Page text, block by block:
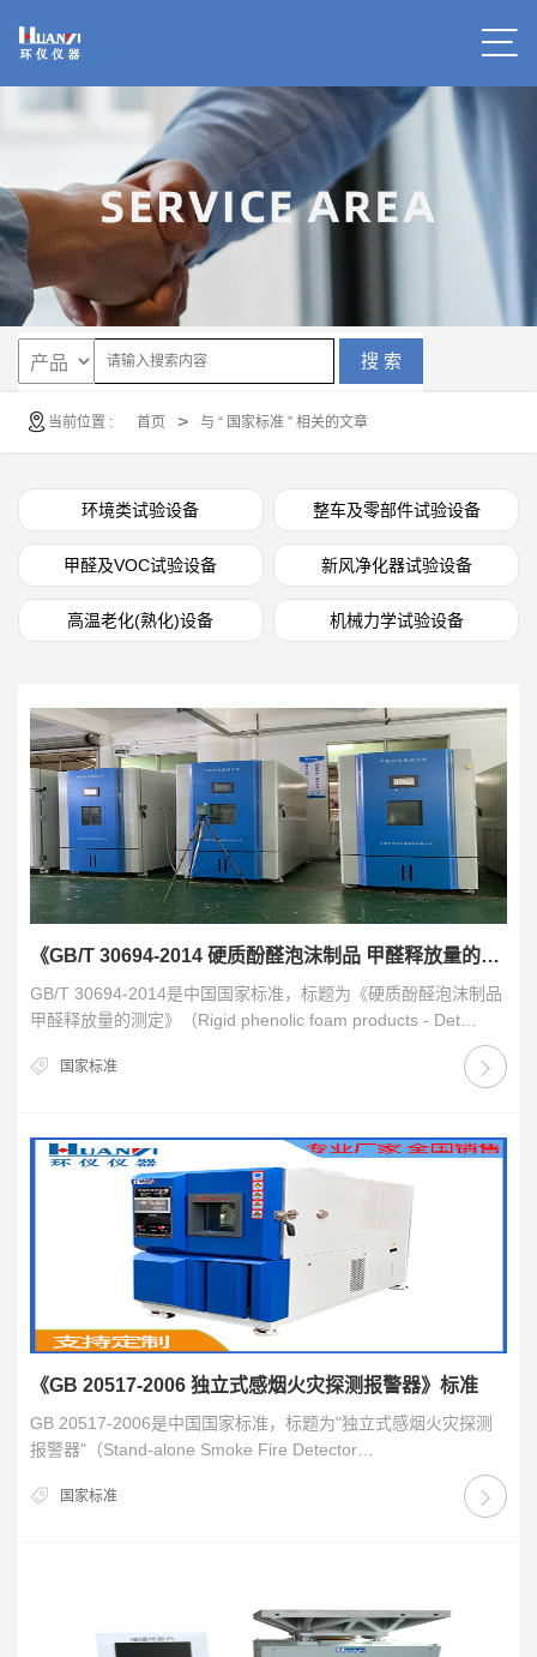
搜 索
当前位置 : 首页 > 与 “ 国家标准 ” 相关的文章
环境类试验设备 整车及零部件试验设备
甲醛及VOC试验设备 新风净化器试验设备
高温老化(熟化)设备 机械力学试验设备
《GB/T 30694-2014 硬质酚醛泡沫制品 甲醛释放量的测定》标准
GB/T 30694-2014是中国国家标准，标题为《硬质酚醛泡沫制品
甲醛释放量的测定》（Rigid phenolic foam products - Det…
国家标准
《GB 20517-2006 独立式感烟火灾探测报警器》标准
GB 20517-2006是中国国家标准，标题为"独立式感烟火灾探测
报警器"（Stand-alone Smoke Fire Detector…
国家标准